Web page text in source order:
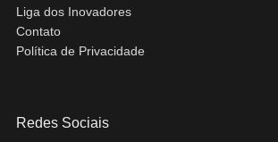
Liga dos Inovadores
Contato
Política de Privacidade
Redes Sociais